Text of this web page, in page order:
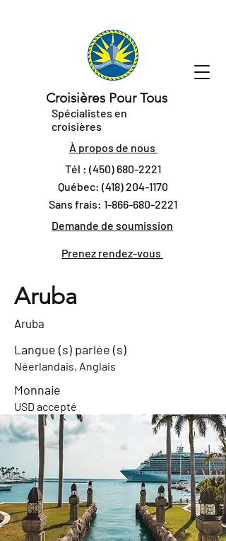
Croisières Pour Tous
Spécialistes en
croisières
À propos de nous
Tél : (450) 680-2221
Québec: (418) 204-1170
Sans frais: 1-866-680-2221
Demande de soumission
Prenez rendez-vous
Aruba
Aruba
Langue (s) parlée (s)
Néerlandais, Anglais
Monnaie
USD accepté